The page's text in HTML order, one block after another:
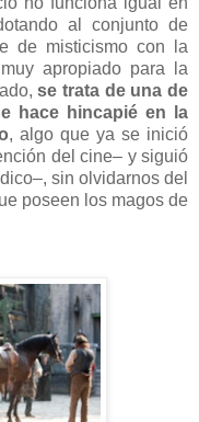
al conjunto de
de misticismo con la
apropiado para la
se trata de una de
hace hincapié en la
, algo que ya se inició
del cine– y siguió
sin olvidarnos del
poseen los magos de